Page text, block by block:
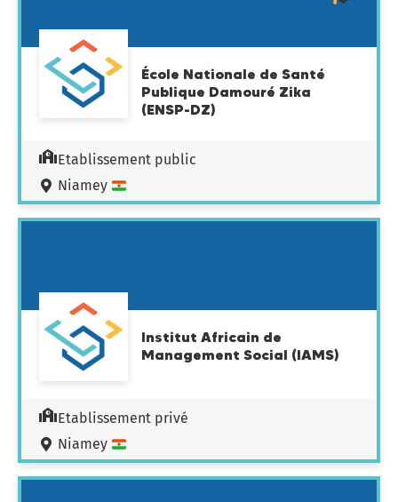
École Nationale de Santé
Publique Damouré Zika
(ENSP-DZ)
Etablissement public
Niamey
Institut Africain de
Management Social (IAMS)
Etablissement privé
Niamey